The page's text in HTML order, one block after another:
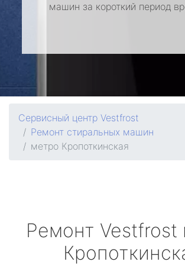
машин за короткий период
Сервисный центр Vestfrost
Ремонт стиральных машин
метро Кропоткинская
Ремонт Vestfrost